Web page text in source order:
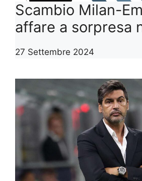
Scambio Milan-
affare a sorpresa
27 Settembre 2024